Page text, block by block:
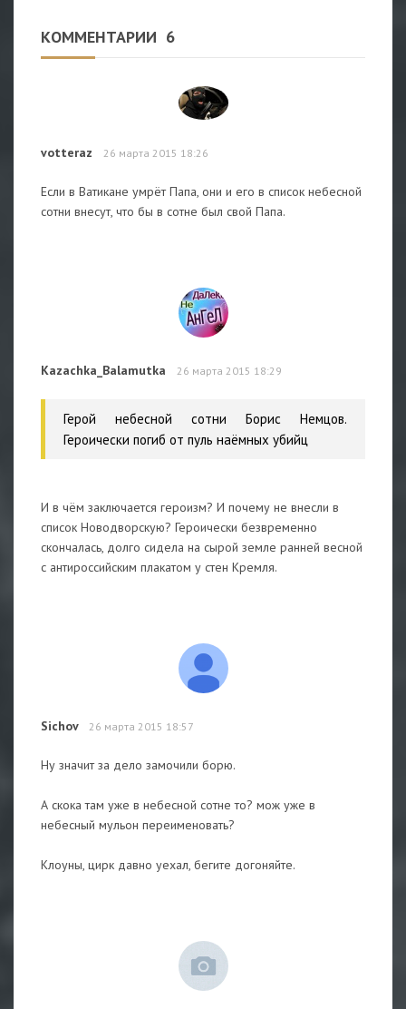
КОММЕНТАРИИ 6
votteraz 26 марта 2015 18:26
Если в Ватикане умрёт Папа, они и его в список небесной
сотни внесут, что бы в сотне был свой Папа.
Kazachka_Balamutka 26 марта 2015 18:29
Герой небесной сотни Борис Немцов.
Героически погиб от пуль наёмных убийц
И в чём заключается героизм? И почему не внесли в
список Новодворскую? Героически безвременно
скончалась, долго сидела на сырой земле ранней весной
с антироссийским плакатом у стен Кремля.
Sichov 26 марта 2015 18:57
Ну значит за дело замочили борю.
А скока там уже в небесной сотне то? мож уже в
небесный мульон переименовать?
Клоуны, цирк давно уехал, бегите догоняйте.